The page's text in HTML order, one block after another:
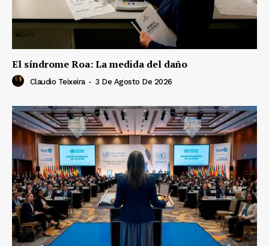
El síndrome Roa: La medida del daño
Claudio Teixeira - 3 De Agosto De 2026